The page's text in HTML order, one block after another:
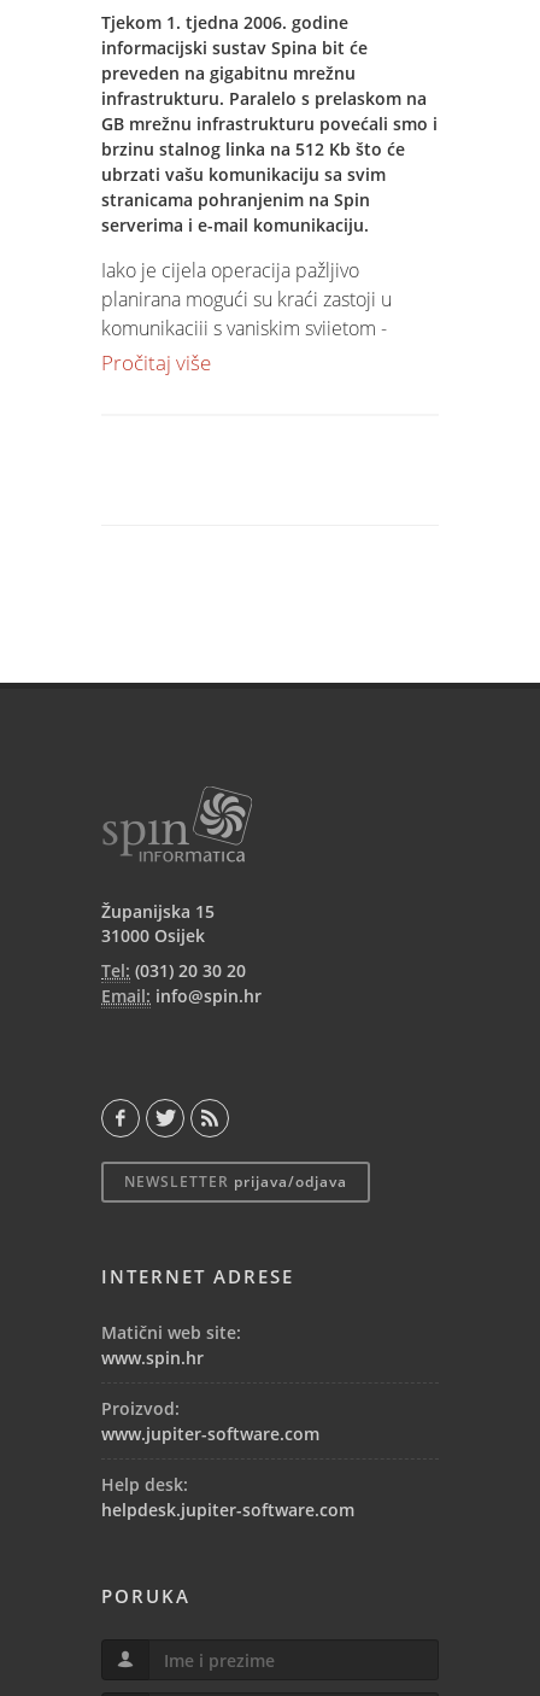
Tjekom 1. tjedna 2006. godine
informacijski sustav Spina bit će
preveden na gigabitnu mrežnu
infrastrukturu. Paralelo s prelaskom na
GB mrežnu infrastrukturu povećali smo i
brzinu stalnog linka na 512 Kb što će
ubrzati vašu komunikaciju sa svim
stranicama pohranjenim na Spin
serverima i e-mail komunikaciju.
Iako je cijela operacija pažljivo
planirana mogući su kraći zastoji u
komunikaciji s vanjskim svijetom -
pristup web stranicama i e-mail
Pročitaj više
Županijska 15
31000 Osijek
Tel: (031) 20 30 20
Email: info@spin.hr
NEWSLETTER prijava/odjava
INTERNET ADRESE
Matični web site:
www.spin.hr
Proizvod:
www.jupiter-software.com
Help desk:
helpdesk.jupiter-software.com
PORUKA